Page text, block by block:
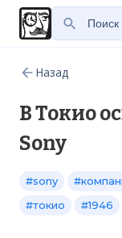
Назад
В Токио
Sony
#sony
#токио
#1946